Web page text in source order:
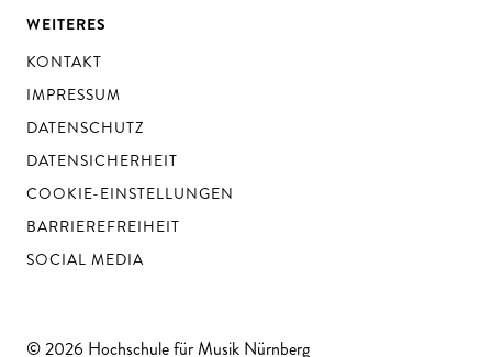
WEITERES
KONTAKT
IMPRESSUM
DATENSCHUTZ
DATENSICHERHEIT
COOKIE-EINSTELLUNGEN
BARRIEREFREIHEIT
SOCIAL MEDIA
© 2026 Hochschule für Musik Nürnberg